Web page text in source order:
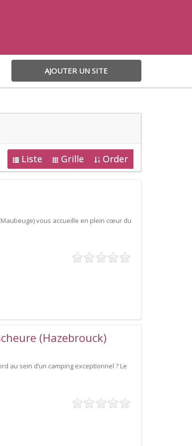
AJOUTER UN SITE
Liste Grille Order
vous accueille en plein cœur du
(Hazebrouck)
au sein d’un camping exceptionnel ? Le